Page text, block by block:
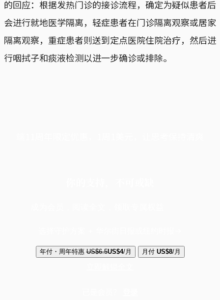
的回应：根据发热门诊的接诊流程，确定为疑似患者后
会进行就地医学隔离，轻症患者在门诊隔离观察或居家
隔离观察，重症患者则送到定点医院住院治疗，然后进
行咽拭子和痰液检测以进一步确诊或排除。
年付・周年特惠 US$6.5US$4/月 月付 US$8/月